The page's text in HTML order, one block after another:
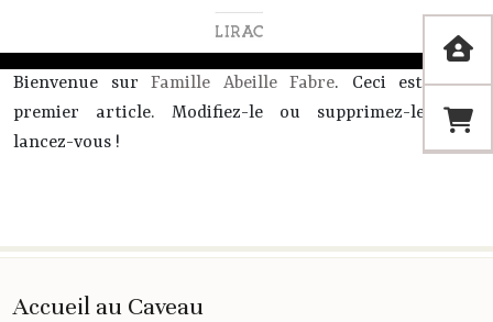
Bienvenue surFamille Abeille Fabre. Ceci est votre
premier article. Modifiez-le ou supprimez-le, puis
lancez-vous !
Accueil au Caveau